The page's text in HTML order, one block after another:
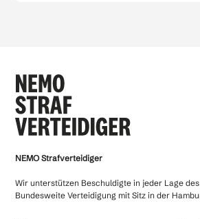
NEMO Strafverteidiger
Wir unterstützen Beschuldigte in jeder Lage
Bundesweite Verteidigung mit Sitz in der